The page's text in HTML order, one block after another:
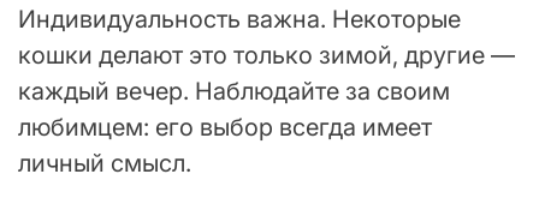
Индивидуальность важна. Некоторые
кошки делают это только зимой, другие —
каждый вечер. Наблюдайте за своим
любимцем: его выбор всегда имеет
личный смысл.